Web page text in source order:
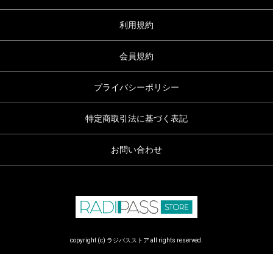
利用規約
会員規約
プライバシーポリシー
特定商取引法に基づく表記
お問い合わせ
copyright (c) ラジパスストア all rights reserved.